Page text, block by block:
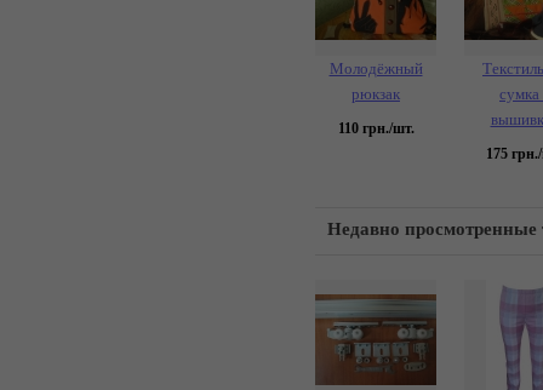
Молодёжный
рюкзак
110грн./шт.
сумка
175
Недавно просмотренные